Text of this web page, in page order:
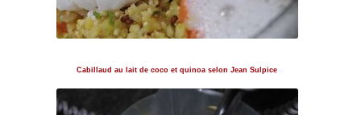
Cabillaud au lait de coco et quinoa selon Jean Sulpice